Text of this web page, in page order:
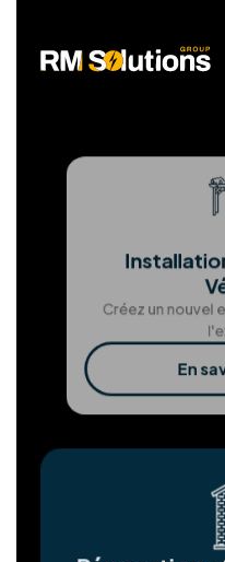
Solutions
Chez RM Solutions
énergies
durable. Animés
propres et notre
nous nous
En